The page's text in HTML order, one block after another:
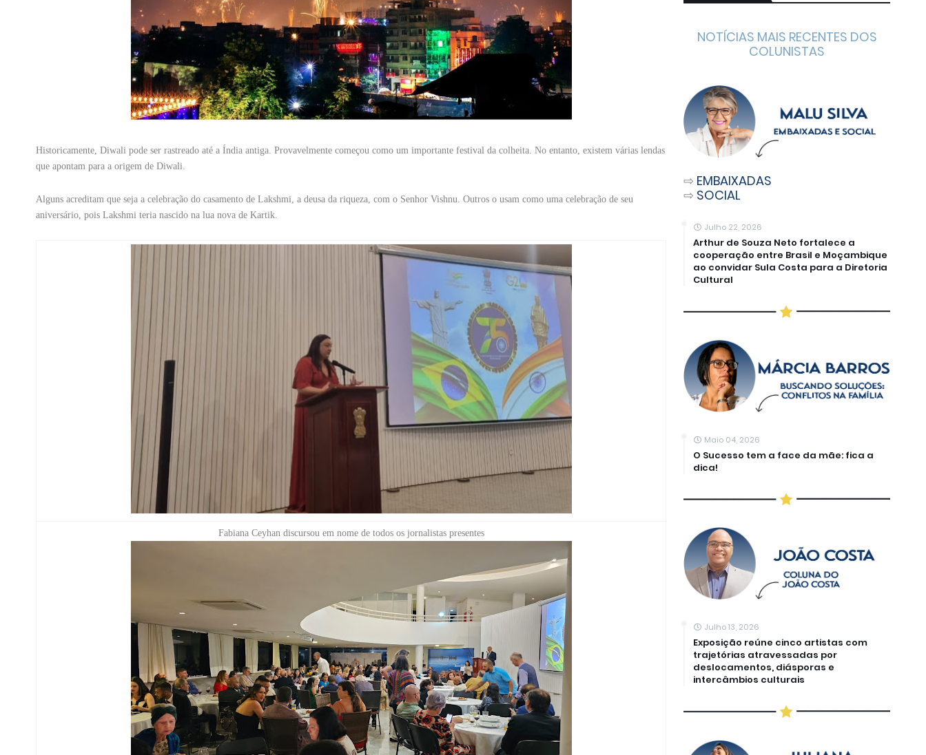
Historicamente, Diwali pode ser rastreado até a Índia antiga. Provavelmente começou como um importante festival da colheita. No entanto, existem várias lendas
que apontam para a origem de Diwali.
Alguns acreditam que seja a celebração do casamento de Lakshmi, a deusa da riqueza, com o Senhor Vishnu. Outros o usam como uma celebração de seu
aniversário, pois Lakshmi teria nascido na lua nova de Kartik.
Fabiana Ceyhan discursou em nome de todos os jornalistas presentes
NOTÍCIAS MAIS RECENTES DOS
COLUNISTAS
⇨ EMBAIXADAS
⇨ SOCIAL
Julho 22, 2026
Arthur de Souza Neto fortalece a
cooperação entre Brasil e Moçambique
ao convidar Sula Costa para a Diretoria
Cultural
Maio 04, 2026
O Sucesso tem a face da mãe: fica a
dica!
Julho 13, 2026
Exposição reúne cinco artistas com
trajetórias atravessadas por
deslocamentos, diásporas e
intercâmbios culturais